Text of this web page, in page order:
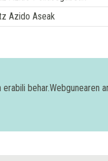
Azido Aseak
behar.Webgunearen